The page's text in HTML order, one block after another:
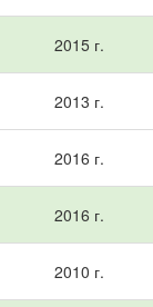
2015 г.
2013 г.
2016 г.
2016 г.
2010 г.